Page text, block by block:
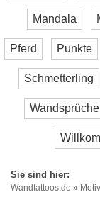
Mandala
Pferd Punkte
Schmetterling
Wandsprüche
Wandtattoos.de »